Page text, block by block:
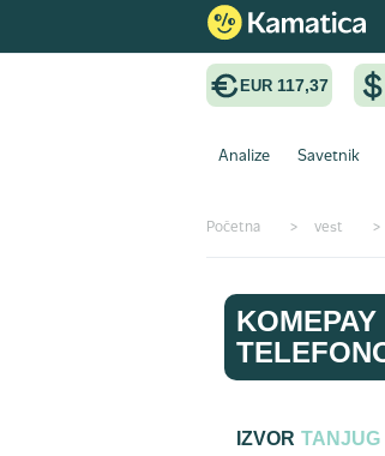
EUR 117,37
Analize Savetnik
Početna > vest >
IZVOR TANJUG